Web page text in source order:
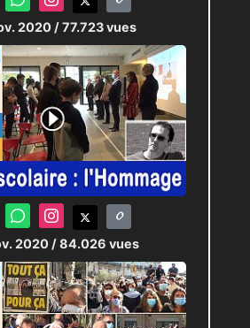
2020 / 77.723 vues
2020 / 84.026 vues